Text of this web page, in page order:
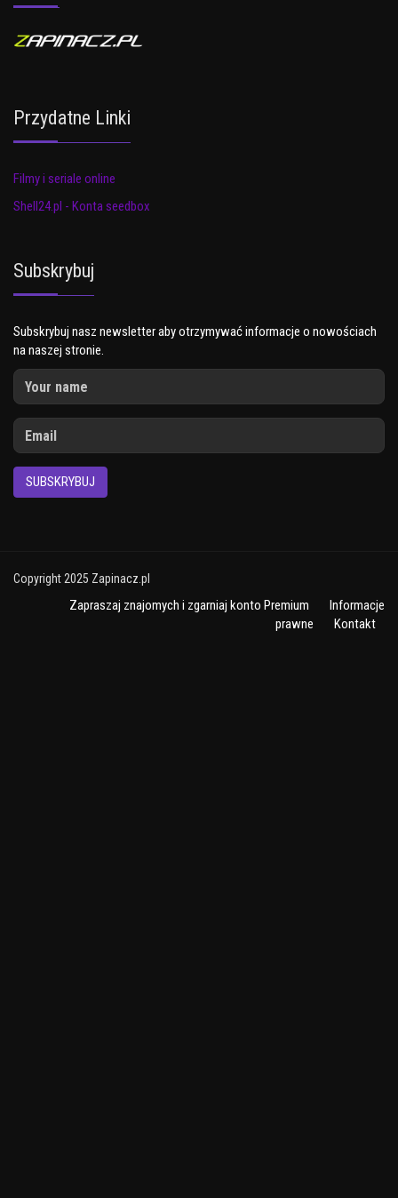
Przydatne Linki
Filmy i seriale online
Shell24.pl - Konta seedbox
Subskrybuj
Subskrybuj nasz newsletter aby otrzymywać informacje o nowościach
na naszej stronie.
SUBSKRYBUJ
Copyright 2025 Zapinacz.pl
Zapraszaj znajomych i zgarniaj konto Premium
Informacje
prawne
Kontakt